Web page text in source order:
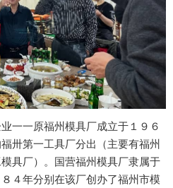
一一原福州模具厂成立于１９６
卅第一工具厂分出（主要有福州
具厂）。国营福州模具厂隶属于
４年分别在该厂创办了福州市模